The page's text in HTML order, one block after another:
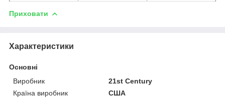
Приховати
Характеристики
Основні
Виробник
21st Century
Країна виробник
США